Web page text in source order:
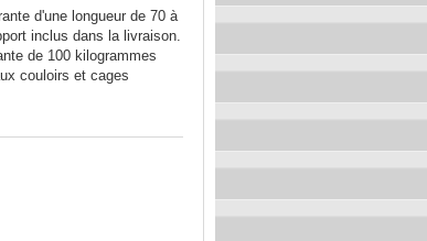
d'une longueur de 70 à
inclus dans la livraison.
de 100 kilogrammes
couloirs et cages